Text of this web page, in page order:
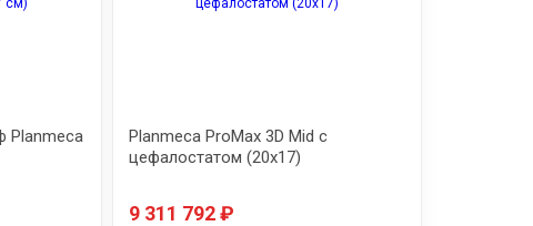
Planmeca
Planmeca ProMax 3D Mid с
цефалостатом (20x17)
9 311 792₽